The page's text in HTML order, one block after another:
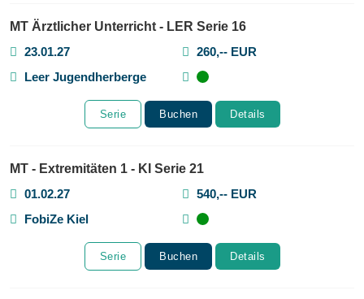
MT Ärztlicher Unterricht - LER Serie 16
23.01.27
260,-- EUR
Leer Jugendherberge
Serie Buchen Details
MT - Extremitäten 1 - KI Serie 21
01.02.27
540,-- EUR
FobiZe Kiel
Serie Buchen Details